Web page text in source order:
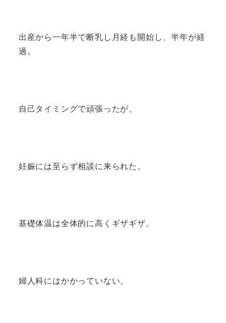
出産から一年半で断乳し月経も開始し、半年が経
過。
自己タイミングで頑張ったが、
妊娠には至らず相談に来られた。
基礎体温は全体的に高くギザギザ。
婦人科にはかかっていない。